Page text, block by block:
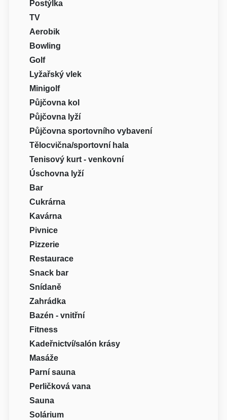
Postýlka
TV
Aerobik
Bowling
Golf
Lyžařský vlek
Minigolf
Půjčovna kol
Půjčovna lyží
Půjčovna sportovního vybavení
Tělocvična/sportovní hala
Tenisový kurt - venkovní
Úschovna lyží
Bar
Cukrárna
Kavárna
Pivnice
Pizzerie
Restaurace
Snack bar
Snídaně
Zahrádka
Bazén - vnitřní
Fitness
Kadeřnictví/salón krásy
Masáže
Parní sauna
Perličková vana
Sauna
Solárium